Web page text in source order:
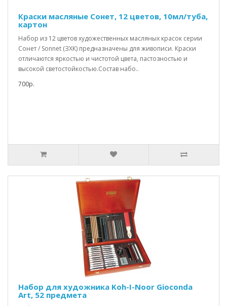
Краски масляные Сонет, 12 цветов, 10мл/туба,
картон
Набор из 12 цветов художественных масляных красок серии
Сонет / Sonnet (ЗХК) предназначены для живописи. Краски
отличаются яркостью и чистотой цвета, пастозностью и
высокой светостойкостью.Состав набо..
700р.
Набор для художника Koh-I-Noor Gioconda
Art, 52 предмета